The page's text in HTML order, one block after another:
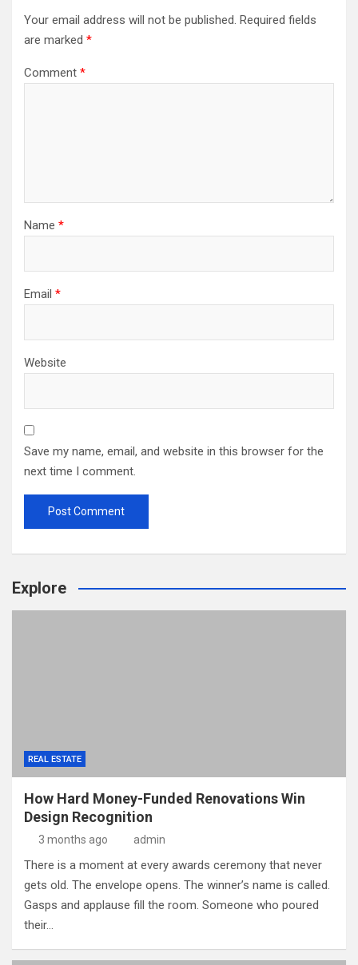
Your email address will not be published. Required fields
are marked *
Comment *
Name *
Email *
Website
Save my name, email, and website in this browser for the
next time I comment.
Explore
REAL ESTATE
How Hard Money-Funded Renovations Win
Design Recognition
3 months ago admin
There is a moment at every awards ceremony that never
gets old. The envelope opens. The winner’s name is called.
Gasps and applause fill the room. Someone who poured
their…